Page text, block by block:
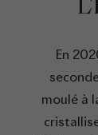
En
moulé à